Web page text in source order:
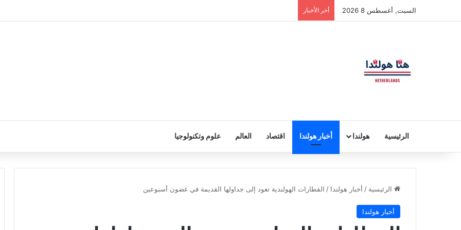
السبت, أغسطس 8 2026 أخر الأخبار
الرئيسية هولندا أخبار هولندا اقتصاد العالم علوم وتكنولوجيا
الرئيسية / أخبار هولندا / القطارات الهولندية تعود إلى جداولها القديمة في غضون أسبوعين
أخبار هولندا